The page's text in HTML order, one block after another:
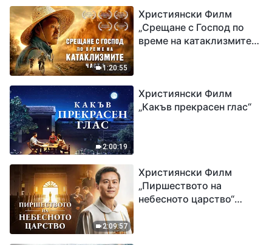
1:20:55
Християнски Филм
„Срещане с Господ по
време на катаклизмите“
2:00:19
Християнски Филм
„Какъв прекрасен глас“
2:09:57
Християнски Филм
„Пиршеството на
небесното царство“